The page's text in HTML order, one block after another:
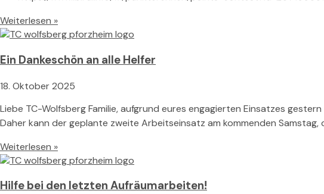
Weiterlesen »
Ein Dankeschön an alle Helfer
18. Oktober 2025
Liebe TC-Wolfsberg Familie, aufgrund eures engagierten Einsatzes
Daher kann der geplante zweite Arbeitseinsatz am kommenden Samstag,
Weiterlesen »
Hilfe bei den letzten Aufräumarbeiten!